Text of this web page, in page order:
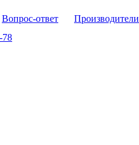
Вопрос-ответ Производители
78